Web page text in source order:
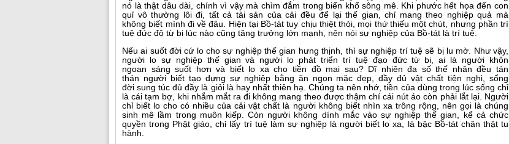
nó là thật dâu dài, chính vì vậy mà chìm đắm trong biển khổ sông mê. Khi phước hết họa đến con
quỉ vô thường lôi đi, tất cả tài sản của cải đều để lại thế gian, chỉ mang theo nghiệp quả mà
không biết mình đi về đâu. Hiện tại Bồ-tát tuy chịu thiệt thòi, mọi thứ thiếu một chút, nhưng phần trí
tuệ đức độ từ bi lúc nào cũng tăng trưởng lớn mạnh, nên nói sự nghiệp của Bồ-tát là trí tuệ.
Nếu ai suốt đời cứ lo cho sự nghiệp thế gian hưng thịnh, thì sự nghiệp trí tuệ sẽ bị lu mờ. Như vậy,
người lo sự nghiệp thế gian và người lo phát triển trí tuệ đạo đức từ bi, ai là người khôn
ngoan sáng suốt hơn và biết lo xa cho tiền đồ mai sau? Dĩ nhiên đa số thế nhân đều tán
thán người biết tạo dựng sự nghiệp bằng ăn ngon mặc đẹp, đầy đủ vật chất tiện nghi, sống
đời sung túc đủ đầy là giỏi là hay nhất thiên hạ. Chúng ta nên nhớ, tiền của dùng trong lúc sống chỉ
là cái tạm bợ, khi nhắm mắt ra đi không mang theo được thậm chí cái nút áo còn phải lắt lại. Người
chỉ biết lo cho có nhiều của cải vật chất là người không biết nhìn xa trông rộng, nên gọi là chúng
sinh mê lầm trong muôn kiếp. Còn người không dính mắc vào sự nghiệp thế gian, kể cả chức
quyền trong Phật giáo, chỉ lấy trí tuệ làm sự nghiệp là người biết lo xa, là bậc Bồ-tát chân thật tu
hành.